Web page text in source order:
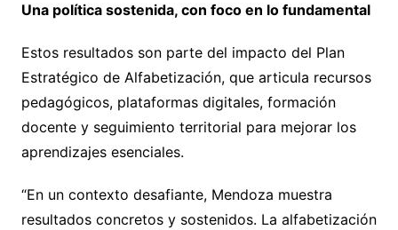
Una política sostenida, con foco en lo fundamental
Estos resultados son parte del impacto del Plan
Estratégico de Alfabetización, que articula recursos
pedagógicos, plataformas digitales, formación
docente y seguimiento territorial para mejorar los
aprendizajes esenciales.
“En un contexto desafiante, Mendoza muestra
resultados concretos y sostenidos. La alfabetización